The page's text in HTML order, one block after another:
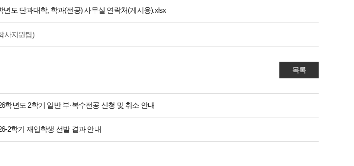
년도 단과대학, 학과(전공) 사무실 연락처(게시용).xlsx
사지원팀)
목록
학년도 2학기 일반 부·복수전공 신청 및 취소 안내
2학기 재입학생 선발 결과 안내